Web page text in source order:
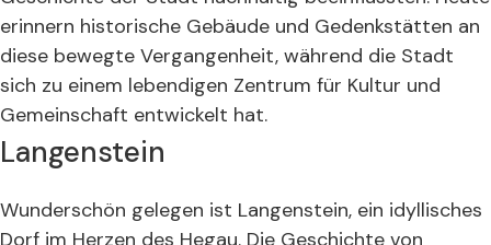
erinnern historische Gebäude und Gedenkstätten an
diese bewegte Vergangenheit, während die Stadt
sich zu einem lebendigen Zentrum für Kultur und
Gemeinschaft entwickelt hat.
Langenstein
Wunderschön gelegen ist Langenstein, ein idyllisches
Dorf im Herzen des Hegau. Die Geschichte von